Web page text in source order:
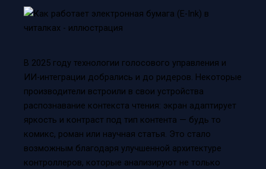
В 2025 году технологии голосового управления и
ИИ-интеграции добрались и до ридеров. Некоторые
производители встроили в свои устройства
распознавание контекста чтения: экран адаптирует
яркость и контраст под тип контента — будь то
комикс, роман или научная статья. Это стало
возможным благодаря улучшенной архитектуре
контроллеров, которые анализируют не только